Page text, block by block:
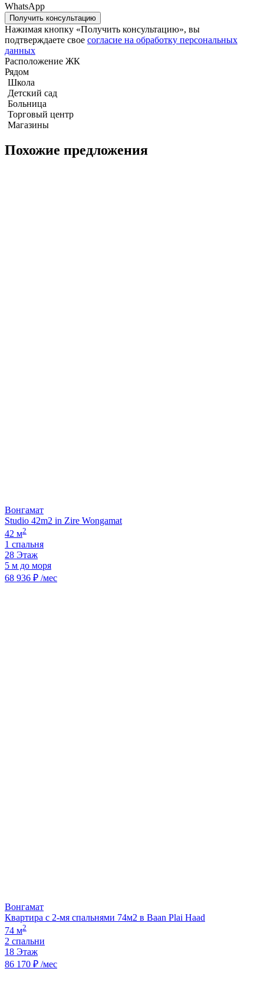
WhatsApp
Нажимая кнопку «Получить консультацию», вы
подтверждаете свое согласие на обработку персональных
данных
Расположение ЖК
Квартира с 2-мя спальнями 62м2 в The Sanctuary Wongamat
Рядом
Школа
Детский сад
Больница
Торговый центр
Магазины
Похожие предложения
Вонгамат
Studio 42m2 in Zire Wongamat
42 м2
1 спальня
28 Этаж
5 м до моря
68 936 ₽ /мес
Вонгамат
Квартира с 2-мя спальнями 74м2 в Baan Plai Haad
74 м2
2 спальни
18 Этаж
86 170 ₽ /мес